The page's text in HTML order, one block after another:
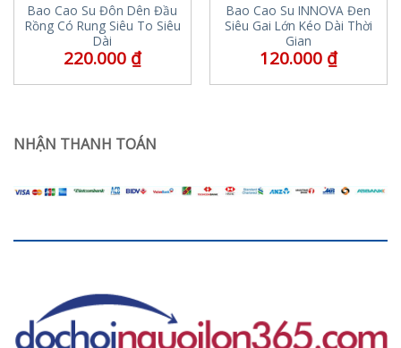
Bao Cao Su Đôn Dên Đầu
Rồng Có Rung Siêu To Siêu
Dài
220.000 ₫
Bao Cao Su INNOVA Đen
Siêu Gai Lớn Kéo Dài Thời
Gian
120.000 ₫
NHẬN THANH TOÁN